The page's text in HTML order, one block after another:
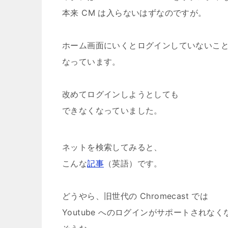
本来 CM は入らないはずなのですが。
ホーム画面にいくとログインしていないこ
なっています。
改めてログインしようとしても
できなくなっていました。
ネットを検索してみると、
こんな記事 （英語）です。
どうやら、旧世代の Chromecast では
Youtube へのログインがサポートされなく